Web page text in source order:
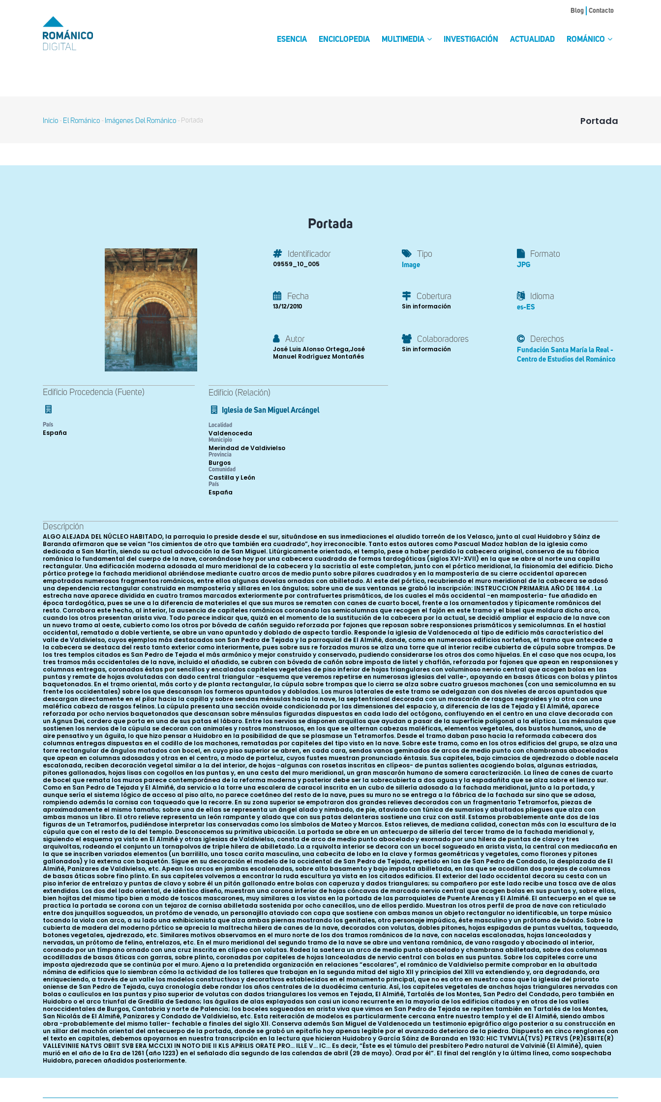
MENU
TOP
Blog Contacto
ESENCIA ENCICLOPEDIA MULTIMEDIA INVESTIGACIÓN ACTUALIDAD ROMÁNICO
Portada
Sobrescribir
Inicio - El Románico - Imágenes Del Románico - Portada
Portada
Identificador
09559_10_005
Tipo
Image
Formato
JPG
Fecha
13/12/2010
Cobertura
Sin información
Idioma
es-ES
Autor
José Luis Alonso Ortega,José
Manuel Rodríguez Montañés
Colaboradores
Sin información
Derechos
Fundación Santa María la Real -
Centro de Estudios del Románico
Edificio Procedencia (Fuente)
País
España
Edificio (Relación)
Iglesia de San Miguel Arcángel
Localidad
Valdenoceda
Municipio
Merindad de Valdivielso
Provincia
Burgos
Comunidad
Castilla y León
País
España
Descripción
ALGO ALEJADA DEL NÚCLEO HABITADO, la parroquia lo preside desde el sur, situándose en sus inmediaciones el aludido torreón de los Velasco, junto al cual Huidobro y Sáinz de Baranda afirmaron que se veían “los cimientos de otro que también era cuadrado”, hoy irreconocible. Tanto estos autores como Pascual Madoz hablan de la iglesia como dedicada a San Martín, siendo su actual advocación la de San Miguel. Litúrgicamente orientado, el templo, pese a haber perdido la cabecera original, conserva de su fábrica románica lo fundamental del cuerpo de la nave, coronándose hoy por una cabecera cuadrada de formas tardogóticas (siglos XVI-XVII) en la que se abre al norte una capilla rectangular. Una edificación moderna adosada al muro meridional de la cabecera y la sacristía al este completan, junto con el pórtico meridional, la fisionomía del edificio. Dicho pórtico protege la fachada meridional abriéndose mediante cuatro arcos de medio punto sobre pilares cuadrados y en la mampostería de su cierre occidental aparecen empotrados numerosos fragmentos románicos, entre ellos algunas dovelas ornadas con abilletado. Al este del pórtico, recubriendo el muro meridional de la cabecera se adosó una dependencia rectangular construida en mampostería y sillares en los ángulos; sobre una de sus ventanas se grabó la inscripción: INSTRUCCION PRIMARIA AÑO DE 1864 . La estrecha nave aparece dividida en cuatro tramos marcados exteriormente por contrafuertes prismáticos, de los cuales el más occidental -en mampostería- fue añadido en época tardogótica, pues se une a la diferencia de materiales el que sus muros se rematen con canes de cuarto bocel, frente a los ornamentados y típicamente románicos del resto. Corrobora este hecho, al interior, la ausencia de capiteles románicos coronando las semicolumnas que recogen el fajón en este tramo y el bisel que moldura dicho arco, cuando los otros presentan arista viva. Todo parece indicar que, quizá en el momento de la sustitución de la cabecera por la actual, se decidió ampliar el espacio de la nave con un nuevo tramo al oeste, cubierto como los otros por bóveda de cañón seguido reforzada por fajones que reposan sobre responsiones prismáticos y semicolumnas. En el hastial occidental, rematado a doble vertiente, se abre un vano apuntado y doblado de aspecto tardío. Responde la iglesia de Valdenoceda al tipo de edificio más característico del valle de Valdivielso, cuyos ejemplos más destacados son San Pedro de Tejada y la parroquial de El Almiñé, donde, como en numerosos edificios norteños, el tramo que antecede a la cabecera se destaca del resto tanto exterior como interiormente, pues sobre sus re forzados muros se alza una torre que al interior recibe cubierta de cúpula sobre trompas. De los tres templos citados es San Pedro de Tejada el más armónico y mejor construido y conservado, pudiendo considerarse los otros dos como hijuelas. En el caso que nos ocupa, los tres tramos más occidentales de la nave, incluido el añadido, se cubren con bóveda de cañón sobre imposta de listel y chaflán, reforzada por fajones que apean en responsiones y columnas entregas, coronadas éstas por sencillos y encalados capiteles vegetales de piso inferior de hojas triangulares con voluminoso nervio central que acogen bolas en las puntas y remate de hojas avolutadas con dado central triangular -esquema que veremos repetirse en numerosas iglesias del valle-, apoyando en basas áticas con bolas y plintos baquetonados. En el tramo oriental, más corto y de planta rectangular, la cúpula sobre trompas que lo cierra se alza sobre cuatro gruesos machones (con una semicolumna en su frente los occidentales) sobre los que descansan los formeros apuntados y doblados. Los muros laterales de este tramo se adelgazan con dos niveles de arcos apuntados que descargan directamente en el pilar hacia la capilla y sobre sendas ménsulas hacia la nave, la septentrional decorada con un mascarón de rasgos negroides y la otra con una maléfica cabeza de rasgos felinos. La cúpula presenta una sección ovoide condicionada por las dimensiones del espacio y, a diferencia de las de Tejada y El Almiñé, aparece reforzada por ocho nervios baquetonados que descansan sobre ménsulas figuradas dispuestas en cada lado del octógono, confluyendo en el centro en una clave decorada con un Agnus Dei, cordero que porta en una de sus patas el lábaro. Entre los nervios se disponen arquillos que ayudan a pasar de la superficie poligonal a la elíptica. Las ménsulas que sostienen los nervios de la cúpula se decoran con animales y rostros monstruosos, en los que se alternan cabezas maléficas, elementos vegetales, dos bustos humanos, uno de aire pensativo y un águila, lo que hizo pensar a Huidobro en la posibilidad de que se plasmase un Tetramorfos. Desde el tramo daban paso hacia la reformada cabecera dos columnas entregas dispuestas en el codillo de los machones, rematadas por capiteles del tipo visto en la nave. Sobre este tramo, como en los otros edificios del grupo, se alza una torre rectangular de ángulos matados con bocel, en cuyo piso superior se abren, en cada cara, sendos vanos geminados de arcos de medio punto con chambranas aboceladas que apean en columnas adosadas y otras en el centro, a modo de parteluz, cuyos fustes muestran pronunciado éntasis. Sus capiteles, bajo cimacios de ajedrezado o doble nacela escalonada, reciben decoración vegetal similar a la del interior, de hojas -algunas con rosetas inscritas en clípeos- de puntas salientes acogiendo bolas, algunas estriadas, pitones gallonados, hojas lisas con cogollos en las puntas y, en una cesta del muro meridional, un gran mascarón humano de somera caracterización. La línea de canes de cuarto de bocel que remata los muros parece contemporánea de la reforma moderna y posterior debe ser la sobrecubierta a dos aguas y la espadañita que se alza sobre el lienzo sur. Como en San Pedro de Tejada y El Almiñé, da servicio a la torre una escalera de caracol inscrita en un cubo de sillería adosado a la fachada meridional, junto a la portada, y aunque sería el sistema lógico de acceso al piso alto, no parece coetáneo del resto de la nave, pues su muro no se entrega a la fábrica de la fachada sur sino que se adosa, rompiendo además la cornisa con taqueado que la recorre. En su zona superior se empotraron dos grandes relieves decorados con un fragmentario Tetramorfos, piezas de aproximadamente el mismo tamaño; sobre una de ellas se representa un ángel alado y nimbado, de pie, ataviado con túnica de sumarios y abultados pliegues que alza con ambas manos un libro. El otro relieve representa un león rampante y alado que con sus patas delanteras sostiene una cruz con astil. Estamos probablemente ante dos de las figuras de un Tetramorfos, pudiéndose interpretar las conservadas como los símbolos de Mateo y Marcos. Estos relieves, de mediana calidad, conectan más con la escultura de la cúpula que con el resto de la del templo. Desconocemos su primitiva ubicación. La portada se abre en un antecuerpo de sillería del tercer tramo de la fachada meridional y, siguiendo el esquema ya visto en El Almiñé y otras iglesias de Valdivielso, consta de arco de medio punto abocelado y exornado por una hilera de puntas de clavo y tres arquivoltas, rodeando el conjunto un tornapolvos de triple hilera de abilletado. La a rquivolta interior se decora con un bocel sogueado en arista vista, la central con mediacaña en la que se inscriben variados elementos (un barrilillo, una tosca carita masculina, una cabecita de lobo en la clave y formas geométricas y vegetales, como florones y pitones gallonados) y la externa con baquetón. Sigue en su decoración el modelo de la occidental de San Pedro de Tejada, repetido en las de San Pedro de Condado, la desplazada de El Almiñé, Panizares de Valdivielso, etc. Apean los arcos en jambas escalonadas, sobre alto basamento y bajo imposta abilletada, en las que se acodillan dos parejas de columnas de basas áticas sobre fino plinto. En sus capiteles volvemos a encontrar la ruda escultura ya vista en los citados edificios. El exterior del lado occidental decora su cesta con un piso inferior de entrelazo y puntas de clavo y sobre él un pitón gallonado entre bolas con caperuza y dados triangulares; su compañero por este lado recibe una tosca ave de alas extendidas. Los dos del lado oriental, de idéntico diseño, muestran una corona inferior de hojas cóncavas de marcado nervio central que acogen bolas en sus puntas y, sobre ellas, bien hojitas del mismo tipo bien a modo de toscos mascarones, muy similares a los vistos en la portada de las parroquiales de Puente Arenas y El Almiñé. El antecuerpo en el que se practica la portada se corona con un tejaroz de cornisa abilletada sostenida por ocho canecillos, uno de ellos perdido. Muestran los otros perfil de proa de nave con reticulado entre dos junquillos sogueados, un protómo de venado, un personajillo ataviado con capa que sostiene con ambas manos un objeto rectangular no identificable, un torpe músico tocando la viola con arco, a su lado una exhibicionista que alza ambas piernas mostrando los genitales, otro personaje impúdico, éste masculino y un prótomo de bóvido. Sobre la cubierta de madera del moderno pórtico se aprecia la maltrecha hilera de canes de la nave, decorados con volutas, dobles pitones, hojas espigadas de puntas vueltas, taqueado, botones vegetales, ajedrezado, etc. Similares motivos observamos en el muro norte de los dos tramos románicos de la nave, con nacelas escalonadas, hojas lanceoladas y nervadas, un prótomo de felino, entrelazos, etc. En el muro meridional del segundo tramo de la nave se abre una ventana románica, de vano rasgado y abocinado al interior, coronado por un tímpano ornado con una cruz inscrita en clípeo con volutas. Rodea la saetera un arco de medio punto abocelado y chambrana abilletada, sobre dos columnas acodilladas de basas áticas con garras, sobre plinto, coronadas por capiteles de hojas lanceoladas de nervio central con bolas en sus